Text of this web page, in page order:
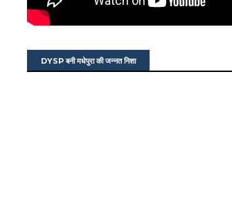
DYSP बनी मधेपुरा की जन्नत निशा